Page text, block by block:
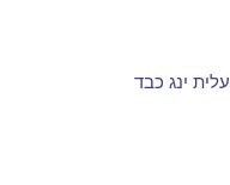
עלית ינג כבד